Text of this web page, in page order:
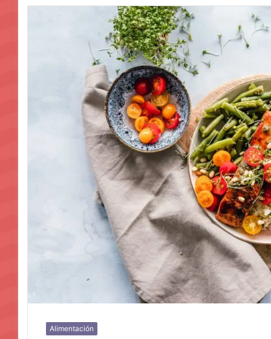
Alimentación